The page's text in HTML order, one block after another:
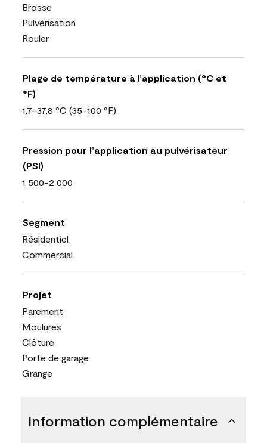
Brosse
Pulvérisation
Rouler
Plage de température à l’application (°C et
°F)
1,7-37,8 °C (35-100 °F)
Pression pour l’application au pulvérisateur
(PSI)
1 500-2 000
Segment
Résidentiel
Commercial
Projet
Parement
Moulures
Clôture
Porte de garage
Grange
Information complémentaire